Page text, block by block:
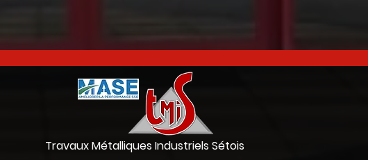
Travaux Métalliques Industriels Sétois